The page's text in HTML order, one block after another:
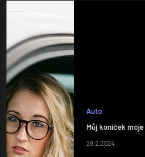
Auto
Můj koníček
28.2.2024